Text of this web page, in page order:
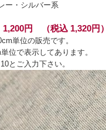
ー・シルバー系
円 （税込 1,320円）
単位の販売です。
位で表示してあります。
とご入力下さい。